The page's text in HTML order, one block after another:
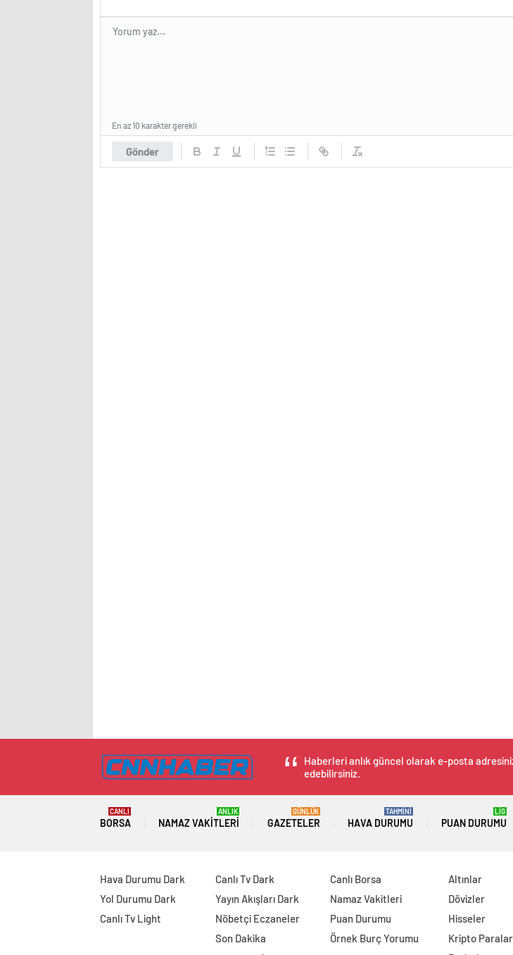
Gönder
En az 10 karakter gerekli
Haberleri anlık güncel olarak e-posta
edebilirsiniz.
BORSA
CANLI
NAMAZ VAKITLERI
ANLIK
GAZETELER
GÜNLÜK
HAVA DURUMU
TAHMİNİ
PUAN DURUMU
LİG
Hava Durumu Dark
Yol Durumu Dark
Canlı Tv Light
Canlı Tv Dark
Yayın Akışları Dark
Nöbetçi Eczaneler
Son Dakika
Canlı Borsa
Namaz Vakitleri
Puan Durumu
Örnek Burç Yorumu
Altınlar
Dövizler
Hisseler
Kripto Paralar